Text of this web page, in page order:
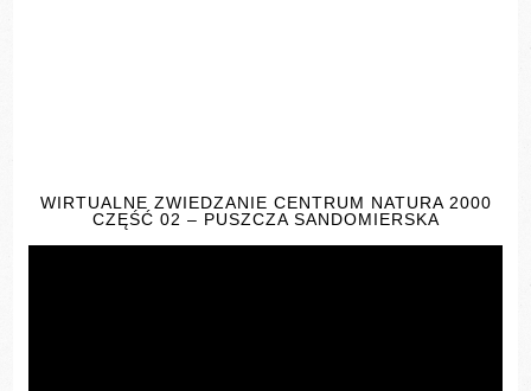
WIRTUALNE ZWIEDZANIE CENTRUM NATURA 2000
CZĘŚĆ 02 – PUSZCZA SANDOMIERSKA